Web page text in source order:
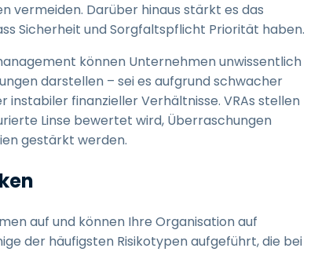
vermeiden. Darüber hinaus stärkt es das
Sicherheit und Sorgfaltspflicht Priorität haben.
können Unternehmen unwissentlich
darstellen – sei es aufgrund schwacher
finanzieller Verhältnisse. VRAs stellen
Linse bewertet wird, Überraschungen
gestärkt werden.
auf und können Ihre Organisation auf
der häufigsten Risikotypen aufgeführt, die bei